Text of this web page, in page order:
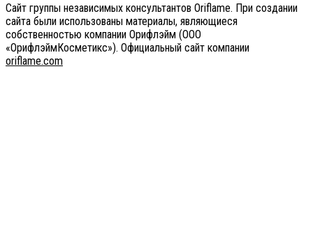
Сайт группы независимых консультантов Oriflame. При создании
сайта были использованы материалы, являющиеся
собственностью компании Орифлэйм (ООО
«ОрифлэймКосметикс»). Официальный сайт компании
оriflаme.соm